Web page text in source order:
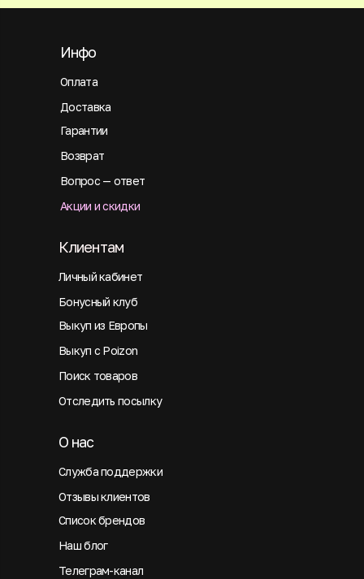
Оплата
Инфо
Доставка
Гарантии
Возврат
Вопрос — ответ
Акции и скидки
Личный кабинет
Клиентам
Бонусный клуб
Выкуп из Европы
Выкуп с Poizon
Поиск товаров
Отследить посылку
Служба поддержки
О нас
Отзывы клиентов
Список брендов
Наш блог
Телеграм-канал